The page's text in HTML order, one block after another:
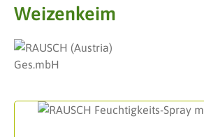
Weizenkeim
Bildergalerie überspringen